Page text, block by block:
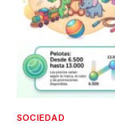
SOCIEDAD